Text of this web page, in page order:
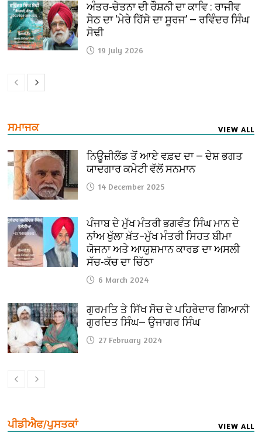
ਅੰਤਰ-ਚੇਤਨਾ ਦੀ ਰੌਸ਼ਨੀ ਦਾ ਕਾਵਿ : ਰਾਜੀਵ
ਸੇਠ ਦਾ ‘ਮੇਰੇ ਹਿੱਸੇ ਦਾ ਸੂਰਜ’ — ਰਵਿੰਦਰ ਸਿੰਘ
ਸੋਢੀ
19 July 2026
ਸਮਾਜਕ VIEW ALL
ਨਿਊਜ਼ੀਲੈਂਡ ਤੋਂ ਆਏ ਵਫ਼ਦ ਦਾ — ਦੇਸ਼ ਭਗਤ
ਯਾਦਗਾਰ ਕਮੇਟੀ ਵੱਲੋਂ ਸਨਮਾਨ
14 December 2025
ਪੰਜਾਬ ਦੇ ਮੁੱਖ ਮੰਤਰੀ ਭਗਵੰਤ ਸਿੰਘ ਮਾਨ ਦੇ
ਨਾਂਅ ਖੁੱਲਾ ਖ਼ੱਤ–ਮੁੱਖ ਮੰਤਰੀ ਸਿਹਤ ਬੀਮਾ
ਯੋਜਨਾ ਅਤੇ ਆਯੁਸ਼ਮਾਨ ਕਾਰਡ ਦਾ ਅਸਲੀ
ਸੱਚ-ਕੱਚ ਦਾ ਚਿੱਠਾ
6 March 2024
ਗੁਰਮਤਿ ਤੇ ਸਿੱਖ ਸੋਚ ਦੇ ਪਹਿਰੇਦਾਰ ਗਿਆਨੀ
ਗੁਰਦਿਤ ਸਿੰਘ— ਉਜਾਗਰ ਸਿੰਘ
27 February 2024
ਪੀਡੀਐਫ/ਪੁਸਤਕਾਂ VIEW ALL